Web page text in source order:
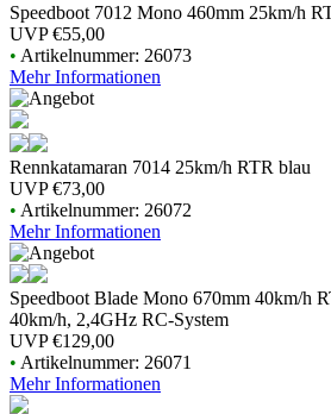
Speedboot 7012 Mono 460mm 25km/h
UVP€55,00
• Artikelnummer: 26073
Mehr Informationen
Rennkatamaran 7014 25km/h RTR blau
UVP€73,00
• Artikelnummer: 26072
Mehr Informationen
Speedboot Blade Mono 670mm 40km/h
40km/h, 2,4GHz RC-System
UVP€129,00
• Artikelnummer: 26071
Mehr Informationen